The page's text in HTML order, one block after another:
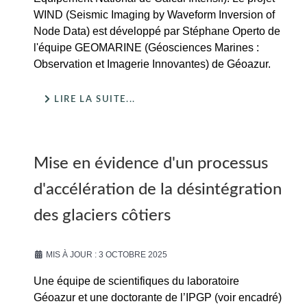
WIND (Seismic Imaging by Waveform Inversion of
Node Data) est développé par Stéphane Operto de
l'équipe GEOMARINE (Géosciences Marines :
Observation et Imagerie Innovantes) de Géoazur.
LIRE LA SUITE...
Mise en évidence d'un processus
d'accélération de la désintégration
des glaciers côtiers
MIS À JOUR : 3 OCTOBRE 2025
Une équipe de scientifiques du laboratoire
Géoazur et une doctorante de l’IPGP (voir encadré)